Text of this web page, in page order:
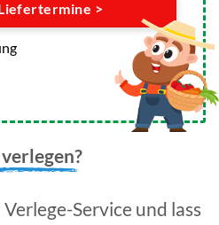
>
Service und lass